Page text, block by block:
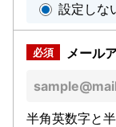
設定しな
メール
半角英数字と